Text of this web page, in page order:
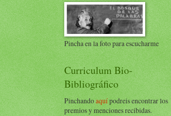
Pincha en la foto para escucharme
Curriculum Bio-
Bibliográfico
Pinchandoaquípodreis encontrar los
premios y menciones recibidas.